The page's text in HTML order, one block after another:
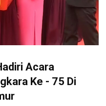
Acara
Ke - 75 Di